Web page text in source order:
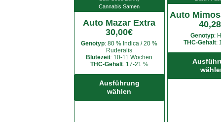
auf.
Die
Produktseite
gewählt
Cannabis Samen
Auto Mazar Extra
30,00€
Genotyp: 80 % Indica / 20 %
Ruderalis
Blütezeit: 10-11 Wochen
THC-Gehalt: 17-21 %
Ausführung
wählen
Auto
40,28
Genotyp:
THC-Gehalt: